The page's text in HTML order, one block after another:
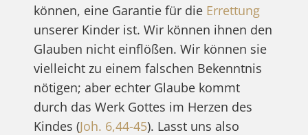
können, eine Garantie für die Errettung
unserer Kinder ist. Wir können ihnen den
Glauben nicht einflößen. Wir können sie
vielleicht zu einem falschen Bekenntnis
nötigen; aber echter Glaube kommt
durch das Werk Gottes im Herzen des
Kindes (Joh. 6,44-45). Lasst uns also